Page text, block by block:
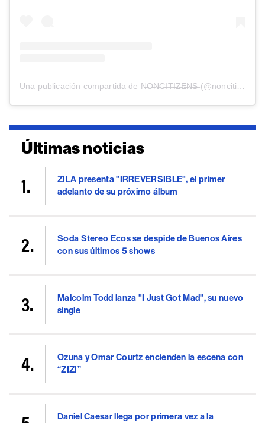
Últimas noticias
ZILA presenta "IRREVERSIBLE", el primer
adelanto de su próximo álbum
Soda Stereo Ecos se despide de Buenos Aires
con sus últimos 5 shows
Malcolm Todd lanza "I Just Got Mad", su nuevo
single
Ozuna y Omar Courtz encienden la escena con
“ZIZI”
Daniel Caesar llega por primera vez a la